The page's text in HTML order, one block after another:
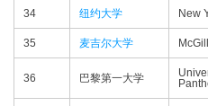
34 纽约大学 New
35 麦吉尔大学
36 巴黎第一大学